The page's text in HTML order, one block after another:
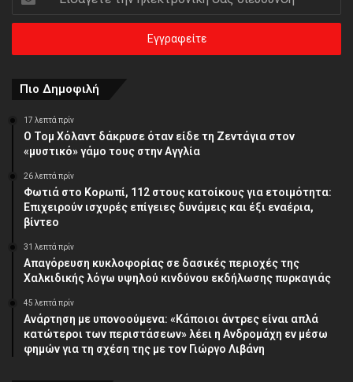
την
ηλεκτρονική
διεύθυνση
Πιο Δημοφιλή
17 λεπτά πρίν
Ο Τομ Χόλαντ δάκρυσε όταν είδε τη Ζεντάγια στον
«μυστικό» γάμο τους στην Αγγλία
26 λεπτά πρίν
Φωτιά στο Κορωπί, 112 στους κατοίκους για ετοιμότητα:
Επιχειρούν ισχυρές επίγειες δυνάμεις και έξι εναέρια,
βίντεο
31 λεπτά πρίν
Απαγόρευση κυκλοφορίας σε δασικές περιοχές της
Χαλκιδικής λόγω υψηλού κινδύνου εκδήλωσης πυρκαγιάς
45 λεπτά πρίν
Ανάρτηση με υπονοούμενα: «Κάποιοι άντρες είναι απλά
κατώτεροι των περιστάσεων» λέει η Ανδρομάχη εν μέσω
φημών για τη σχέση της με τον Γιώργο Λιβάνη